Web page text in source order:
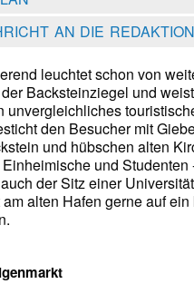
AN DIE REDAKTION
leuchtet schon von
Backsteinziegel und
unvergleichliches
den Besucher mit
und hübschen alten
und
der Sitz einer
alten Hafen gerne auf